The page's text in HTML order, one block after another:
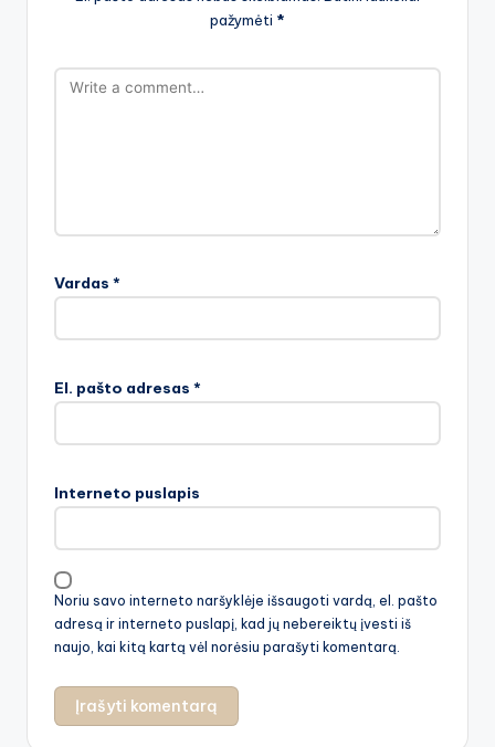
pažymėti *
Vardas *
El. pašto adresas *
Interneto puslapis
Noriu savo interneto naršyklėje išsaugoti vardą, el. pašto
adresą ir interneto puslapį, kad jų nebereiktų įvesti iš
naujo, kai kitą kartą vėl norėsiu parašyti komentarą.